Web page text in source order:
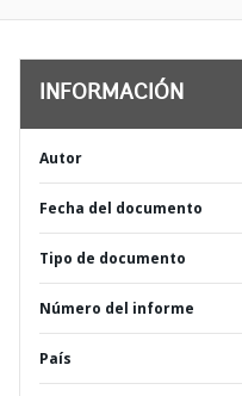
INFORMACIÓN
Autor
Fecha del documento
Tipo de documento
Número del informe
País